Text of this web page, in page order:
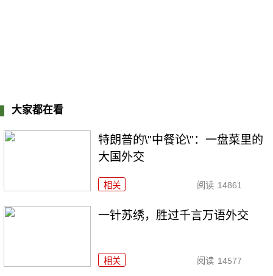
大家都在看
特朗普的\"中餐论\"：一盘菜里的
大国外交
相关 阅读 14861
一针苏绣，胜过千言万语外交
相关 阅读 14577